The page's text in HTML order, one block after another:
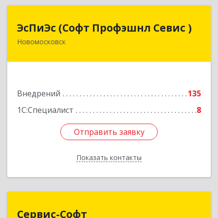
ЭсПиЭс (Софт Профэшнл Севис )
Новомосковск
Внедрений
135
1С:Специалист
8
Отправить заявку
Показать контакты
ЭсПиЭс (Софт Профэшнл Севис )
301659, Тульская обл, Новомосковский р-н,
Отправить заявку
Назад
Сервис-Софт